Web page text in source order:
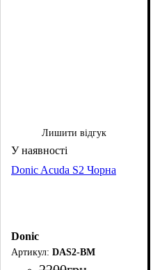
Лишити відгук
Donic Acuda S2 Чорна
Donic
DAS2-BM